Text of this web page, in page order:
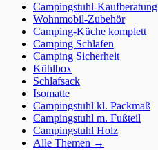
Campingstuhl-Kaufberatung
Wohnmobil-Zubehör
Camping-Küche komplett
Camping Schlafen
Camping Sicherheit
Kühlbox
Schlafsack
Isomatte
Campingstuhl kl. Packmaß
Campingstuhl m. Fußteil
Campingstuhl Holz
Alle Themen →